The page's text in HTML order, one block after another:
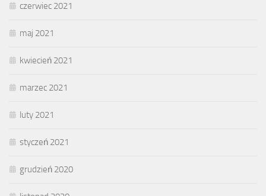
czerwiec 2021
maj 2021
kwiecień 2021
marzec 2021
luty 2021
styczeń 2021
grudzień 2020